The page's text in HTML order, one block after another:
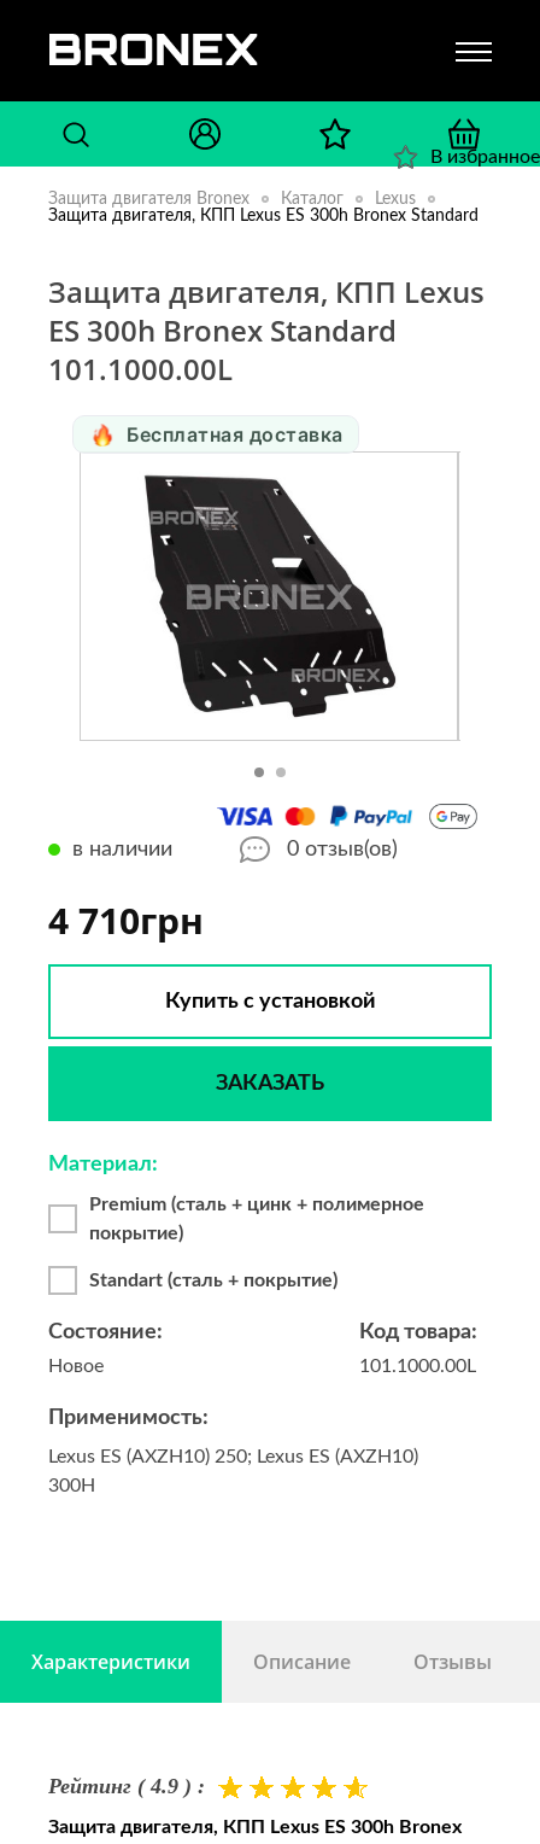
Защита двигателя Bronex Каталог
Lexus
Защита двигателя, КПП Lexus ES 300h Bronex Standard
Защита двигателя, КПП Lexus
ES 300h Bronex Standard
101.1000.00L
Бесплатная доставка
4 710грн
В избранное
Купить с установкой
ЗАКАЗАТЬ
в наличии 0 отзыв(ов)
Код товара:
101.1000.00L
Состояние:
Новое
Материал:
Premium (сталь + цинк + полимерное
покрытие)
Standart (сталь + покрытие)
Применимость:
Lexus ES (AXZH10) 250; Lexus ES (AXZH10)
300H
Характеристики Описание Отзывы
Рейтинг ( 4.9 ) :
Защита двигателя, КПП Lexus ES 300h Bronex